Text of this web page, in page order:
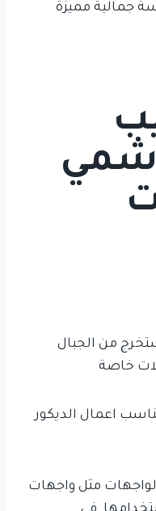
جمالية مميزة
من الجبال
خاصة
اعمال الديكور
مثل واجهات